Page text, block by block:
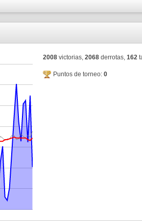
2008victorias, 2068derrotas, 162
Puntos de torneo: 0